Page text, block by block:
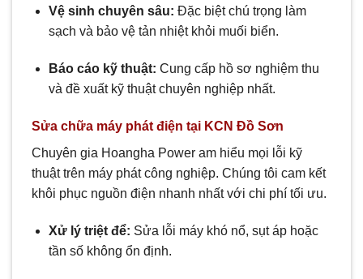
Vệ sinh chuyên sâu: Đặc biệt chú trọng làm
sạch và bảo vệ tản nhiệt khỏi muối biển.
Báo cáo kỹ thuật: Cung cấp hồ sơ nghiệm thu
và đề xuất kỹ thuật chuyên nghiệp nhất.
Sửa chữa máy phát điện tại KCN Đồ Sơn
Chuyên gia Hoangha Power am hiểu mọi lỗi kỹ
thuật trên máy phát công nghiệp. Chúng tôi cam kết
khôi phục nguồn điện nhanh nhất với chi phí tối ưu.
Xử lý triệt để: Sửa lỗi máy khó nổ, sụt áp hoặc
tần số không ổn định.